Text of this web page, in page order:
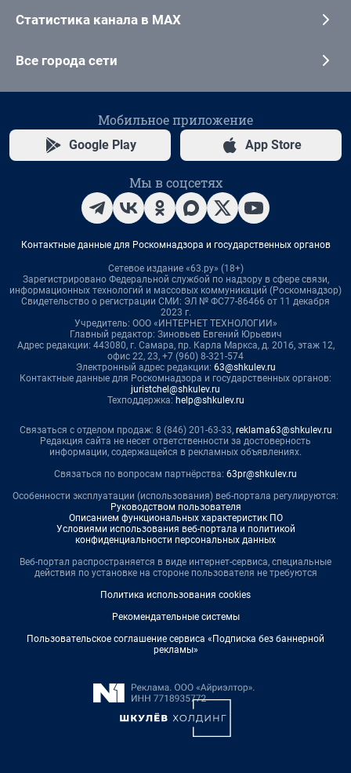
Статистика канала в MAX
Все города сети
Мобильное приложение
Google Play App Store
Мы в соцсетях
Контактные данные для Роскомнадзора и государственных органов
Сетевое издание «63.ру» (18+)
Зарегистрировано Федеральной службой по надзору в сфере связи,
информационных технологий и массовых коммуникаций (Роскомнадзор)
Свидетельство о регистрации СМИ: ЭЛ № ФС77-86466 от 11 декабря
2023 г.
Учредитель: ООО «ИНТЕРНЕТ ТЕХНОЛОГИИ»
Главный редактор: Зиновьев Евгений Юрьевич
Адрес редакции: 443080, г. Самара, пр. Карла Маркса, д. 201б, этаж 12,
офис 22, 23, +7 (960) 8-321-574
Электронный адрес редакции: 63@shkulev.ru
Контактные данные для Роскомнадзора и государственных органов:
juristchel@shkulev.ru
Техподдержка: help@shkulev.ru
Связаться с отделом продаж: 8 (846) 201-63-33, reklama63@shkulev.ru
Редакция сайта не несет ответственности за достоверность
информации, содержащейся в рекламных объявлениях.
Связаться по вопросам партнёрства: 63pr@shkulev.ru
Особенности эксплуатации (использования) веб-портала регулируются:
Руководством пользователя
Описанием функциональных характеристик ПО
Условиями использования веб-портала и политикой
конфиденциальности персональных данных
Веб-портал распространяется в виде интернет-сервиса, специальные
действия по установке на стороне пользователя не требуются
Политика использования cookies
Рекомендательные системы
Пользовательское соглашение сервиса «Подписка без баннерной
рекламы»